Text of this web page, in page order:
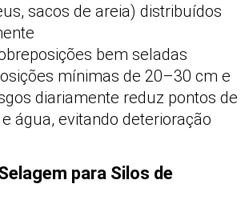
sacos de areia) distribuídos
bem seladas
mínimas de 20–30 cm e
diariamente reduz pontos de
água, evitando deterioração
para Silos de